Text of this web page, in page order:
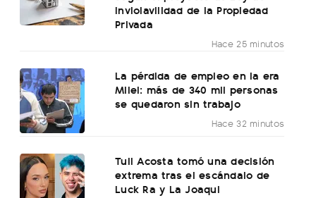
Inviolavilidad de la Propiedad
Privada
Hace 25 minutos
La pérdida de empleo en la era
Milei: más de 340 mil personas
se quedaron sin trabajo
Hace 32 minutos
Tuli Acosta tomó una decisión
extrema tras el escándalo de
Luck Ra y La Joaqui